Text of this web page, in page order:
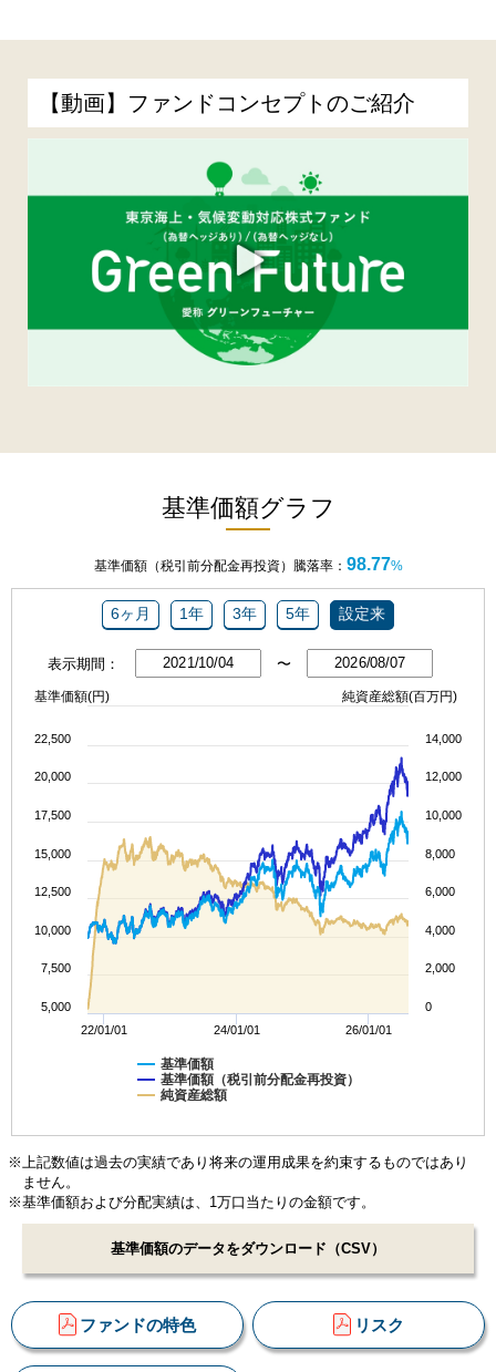
【動画】ファンドコンセプトのご紹介
基準価額グラフ
基準価額（税引前分配金再投資）騰落率： 98.77%
6ヶ月 1年 3年 5年 設定来
表示期間： 〜
基準価額(円) 純資産総額(百万円)
22/01/01 24/01/01 26/01/01
5,000
7,500
10,000
12,500
15,000
17,500
20,000
22,500
0
2,000
4,000
6,000
8,000
10,000
12,000
14,000
基準価額
基準価額（税引前分配金再投資）
純資産総額
※上記数値は過去の実績であり将来の運用成果を約束するものではあり
ません。
※基準価額および分配実績は、1万口当たりの金額です。
基準価額のデータをダウンロード（CSV）
ファンドの特色 リスク